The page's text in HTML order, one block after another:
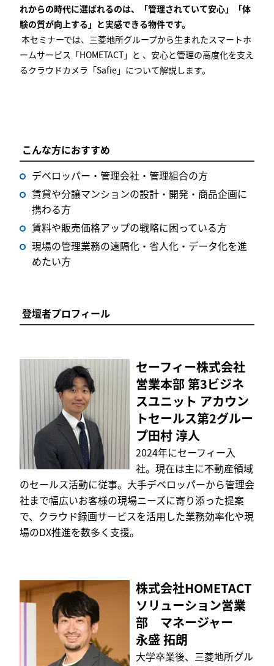
れからの時代に選ばれるのは、「管理されていて安心」「体
験の質が向上する」と実感できる物件です。
本セミナーでは、三菱地所グループから生まれたスマートホ
ームサービス「HOMETACT」と 、安心と管理の高度化を支え
るクラウドカメラ「Safie」について解説します。
こんな方におすすめ
デベロッパー・管理会社・管理組合の方
賃貸や分譲マンションの設計・開発・商品企画に
携わる方
賃料や販売価格アップの戦略に困っている方
現場の管理業務の遠隔化・省人化・データ化を進
めたい方
登壇者プロフィール
セーフィー株式会社
営業本部 第3ビジネ
スユニット アカウン
トセールス第2グルー
プ田村 淳人
2024年にセーフィー入
社。現在は主に不動産領域
のセールス活動に従事。大手デベロッパーから管理会
社まで幅広いお客様の現場ニーズに寄り添った提案
で、クラウド録画サービスを活用した業務効率化や現
場のDX推進を数多く支援。
株式会社HOMETACT
ソリューション営業
部 マネージャー
永盛 拓朗
大学卒業後、三菱地所グル